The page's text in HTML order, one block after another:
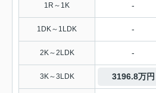
1R～1K -
1DK～1LDK -
2K～2LDK -
3K～3LDK 3196.8万円